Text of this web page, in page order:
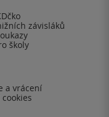
závisláků
školy
a vrácení